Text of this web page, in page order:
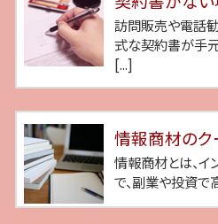
訪問販売や電話
式な契約書が手
[...]
情報商材のク
情報商材とは、イ
で、副業や投資